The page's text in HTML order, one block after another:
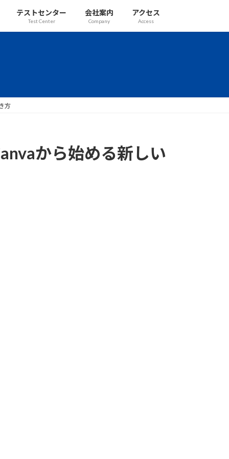
テストセンター
Test Center
会社案内
Company
アクセス
Access
方
から始める新しい